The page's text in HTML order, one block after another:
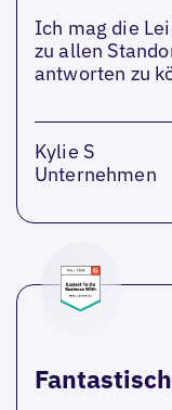
Ich mag die
zu allen
antworten zu
Kylie S
Unternehmen